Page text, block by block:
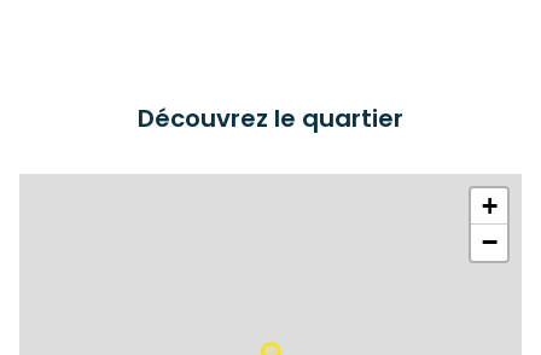
Découvrez le quartier
+
−